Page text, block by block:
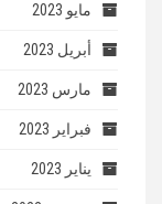
مايو 2023
أبريل 2023
مارس 2023
فبراير 2023
يناير 2023